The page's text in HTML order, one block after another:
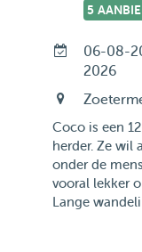
5
06-08-
2026
Coco is een
herder. Ze wil
onder de
vooral lekker
Lange